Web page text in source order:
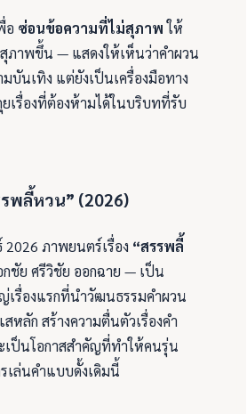
อ ซ่อนข้อความที่ไม่สุภาพให้
ภาพขึ้น — แสดงให้เห็นว่าคำผวน
บันเทิง แต่ยังเป็นเครื่องมือทาง
เรื่องที่ต้องห้ามได้ในบริบทที่รับ
พลี้หวน” (2026)
ภาพยนตร์เรื่อง “สรรพลี้
กชัย ศรีวิชัย ออกฉาย — เป็น
เรื่องแรกที่นำวัฒนธรรมคำผวน
หลัก สร้างความตื่นตัวเรื่องคำ
เป็นโอกาสสำคัญที่ทำให้คนรุ่น
เล่นคำแบบดั้งเดิมนี้